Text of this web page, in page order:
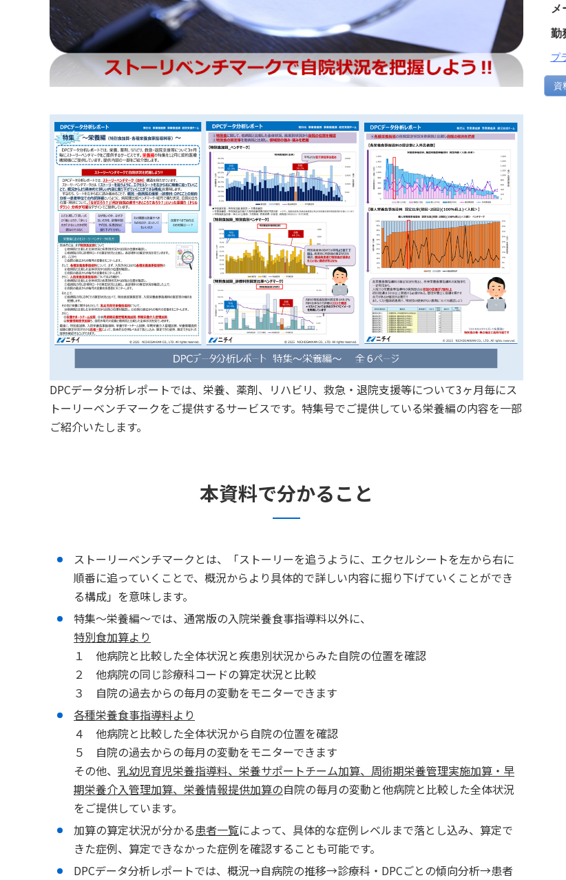
DPCデータ分析レポートでは、栄養、薬剤、リハビリ、救急・退院支援等について3ヶ月毎にス
トーリーベンチマークをご提供するサービスです。特集号でご提供している栄養編の内容を一部
ご紹介いたします。
本資料で分かること
ストーリーベンチマークとは、「ストーリーを追うように、エクセルシートを左から右に
順番に追っていくことで、概況からより具体的で詳しい内容に掘り下げていくことができ
る構成」を意味します。
特集～栄養編～では、通常版の入院栄養食事指導料以外に、
特別食加算より
１ 他病院と比較した全体状況と疾患別状況からみた自院の位置を確認
２ 他病院の同じ診療科コードの算定状況と比較
３ 自院の過去からの毎月の変動をモニターできます
各種栄養食事指導料より
４ 他病院と比較した全体状況から自院の位置を確認
５ 自院の過去からの毎月の変動をモニターできます
その他、 乳幼児育児栄養指導料、栄養サポートチーム加算、周術期栄養管理実施加算・早
期栄養介入管理加算、栄養情報提供加算の自院の毎月の変動と他病院と比較した全体状況
をご提供しています。
加算の算定状況が分かる患者一覧によって、具体的な症例レベルまで落とし込み、算定で
きた症例、算定できなかった症例を確認することも可能です。
DPCデータ分析レポートでは、概況→自病院の推移→診療科・DPCごとの傾向分析→患者
メ
勤
プ
資